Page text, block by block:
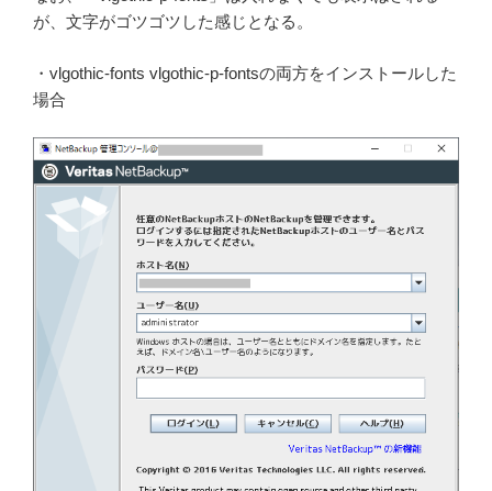
が、文字がゴツゴツした感じとなる。
・vlgothic-fonts vlgothic-p-fontsの両方をインストールした
場合